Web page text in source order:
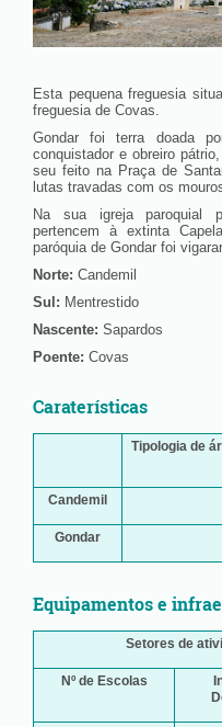
Esta pequena freguesia
freguesia de Covas.
Gondar foi terra doada
conquistador e obreiro
seu feito na Praça de
lutas travadas com os
Na sua igreja paroquial
pertencem à extinta
paróquia de Gondar foi
Norte: Candemil
Sul: Mentrestido
Nascente: Sapardos
Poente: Covas
Caraterísticas
Tipologia de
Candemil
Gondar
Equipamentos e
Setores de
Nº de Escolas